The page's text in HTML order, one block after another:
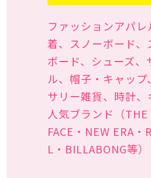
ファッションアパレ
着、スノーボード、
ボード、シューズ、
ル、帽子・キャップ
サリー雑貨、時計、
人気ブランド（
FACE・NEW ERA・
L・BILLABONG等）